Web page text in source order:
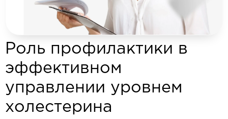
Роль профилактики в
эффективном
управлении уровнем
холестерина